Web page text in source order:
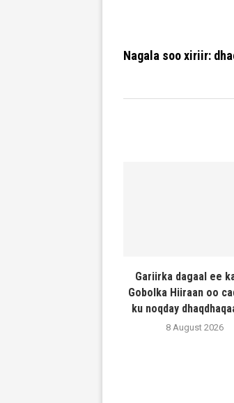
Nagala soo xiriir:
Gariirka dagaal ee
Gobolka Hiiraan oo
ku noqday
8 August 2026